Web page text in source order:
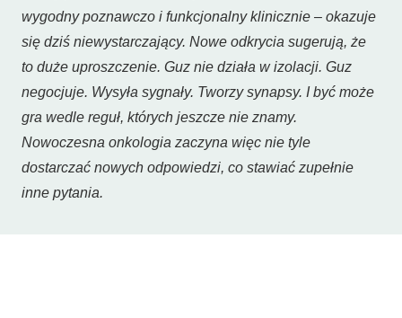
wygodny poznawczo i funkcjonalny klinicznie – okazuje
się dziś niewystarczający. Nowe odkrycia sugerują, że
to duże uproszczenie. Guz nie działa w izolacji. Guz
negocjuje. Wysyła sygnały. Tworzy synapsy. I być może
gra wedle reguł, których jeszcze nie znamy.
Nowoczesna onkologia zaczyna więc nie tyle
dostarczać nowych odpowiedzi, co stawiać zupełnie
inne pytania.